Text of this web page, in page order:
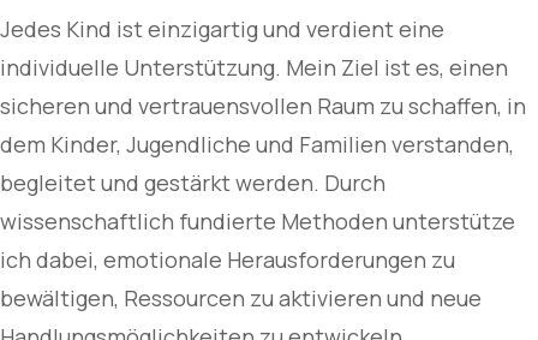
Jedes Kind ist einzigartig und verdient eine
individuelle Unterstützung. Mein Ziel ist es, einen
sicheren und vertrauensvollen Raum zu schaffen, in
dem Kinder, Jugendliche und Familien verstanden,
begleitet und gestärkt werden. Durch
wissenschaftlich fundierte Methoden unterstütze
ich dabei, emotionale Herausforderungen zu
bewältigen, Ressourcen zu aktivieren und neue